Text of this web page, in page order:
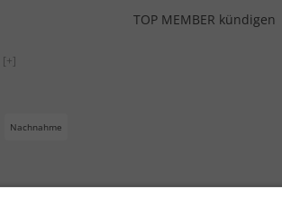
[+]
TOP MEMBER kündigen
Nachnahme